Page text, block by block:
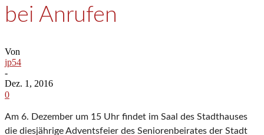
bei Anrufen
Von
jp54
-
Dez. 1, 2016
0
Am 6. Dezember um 15 Uhr findet im Saal des Stadthauses
die diesjährige Adventsfeier des Seniorenbeirates der Stadt